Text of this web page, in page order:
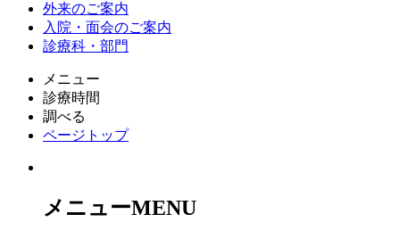
外来のご案内
入院・面会のご案内
診療科・部門
メニュー
診療時間
調べる
ページトップ
メニューMENU